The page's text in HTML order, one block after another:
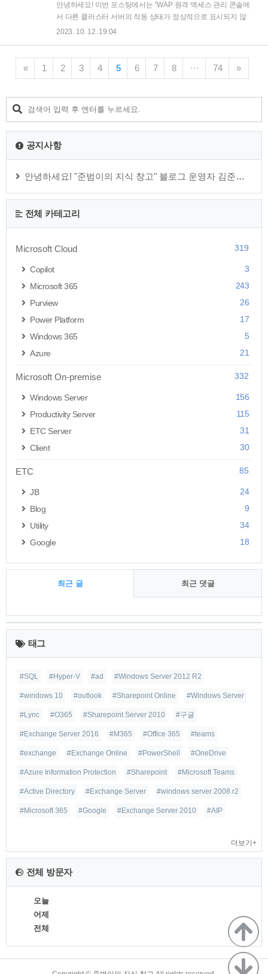
을 첨부 하거나 링크를 공유할 수 있습니다. 다음으로 외부 저장
소를 추가 후 첨부 파일에 활용하는 방법을 설명 드리겠습니다.
..
안녕하세요! 이번 포스팅에서는 "WAP 원격 액세스 관리 콘솔에
서 다른 클러스터 서버의 작동 상태가 정상적으로 표시되지 않
을때 해결 방법"에 대해 알아보겠습니다. WAP 이중화 구성 후
경우가 있습니다. 그리고 작동 상태가 정상적으로 표시되지 않
는 클러스터 서버를 클릭 하면, 사용 가능한 자격 증명 없음 화
입력' 을 클릭하면 Windows 보안 원격 서버 자격 증명 창이 발
생합니다. 해당 클러스터 서버의 '관리자 계정 정보' 를 올바르게
2023. 10. 12. 19:04
« 1 2 3 4 5 6 7 8 ··· 74 »
공지사항
안녕하세요! "준범이의 지식 창고" 블로그 운영자 김준범 입니다.
전체 카테고리
Microsoft Cloud 319
Copilot
3
Microsoft 365
243
Purview
26
Power Platform
17
Windows 365
5
Azure
21
Microsoft On-premise 332
Windows Server
156
Productivity Server
115
ETC Server
31
Client
30
ETC 85
JB
24
Blog
9
Utility
34
Google
18
최근 글 최근 댓글
최
근
글 태그
#SQL #Hyper-V #ad #Windows Server 2012 R2
#windows 10 #outlook #Sharepoint Online #Windows Server
#Lync #O365 #Sharepoint Server 2010 #구글
#Exchange Server 2016 #M365 #Office 365 #teams
#exchange #Exchange Online #PowerShell #OneDrive
#Azure Information Protection #Sharepoint #Microsoft Teams
#Active Directory #Exchange Server #windows server 2008 r2
#Microsoft 365 #Google #Exchange Server 2010 #AIP
더보기+
전체 방문자
오늘
어제
전체